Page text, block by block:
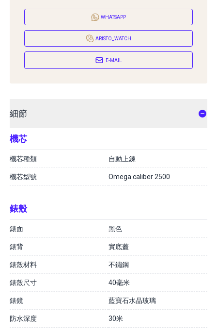
WHATSAPP
ARISTO_WATCH
E-MAIL
細節
機芯
機芯種類 自動上鍊
機芯型號 Omega caliber 2500
錶殼
錶面 黑色
錶背 實底蓋
錶殼材料 不鏽鋼
錶殼尺寸 40毫米
錶鏡 藍寶石水晶玻璃
防水深度 30米